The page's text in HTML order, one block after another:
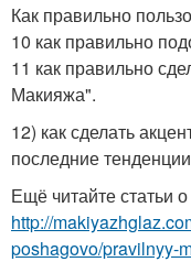
Как правильно
10 как правильно
11 как правильно
Макияжа".
12) как сделать
последние
Ещё читайте статьи
http://
poshagovo/pravilnyy-